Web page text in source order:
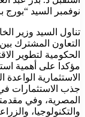
نوفمبر السيد “بورج
تناول السيد وزير
التعاون المشترك
الحكومية لتطوير
مؤكدا على أهمية
الاستثمارية
جذب الاستثمارات في
المصرية، وفي
والتكنولوجيا،